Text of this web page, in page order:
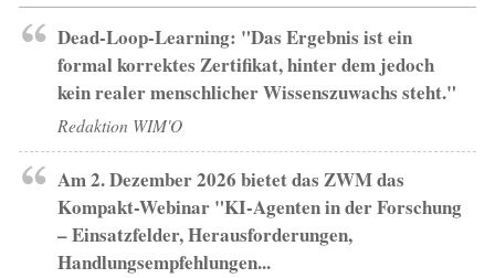
Dead-Loop-Learning: "Das Ergebnis ist ein
formal korrektes Zertifikat, hinter dem jedoch
kein realer menschlicher Wissenszuwachs steht."
Redaktion WIM'O
Am 2. Dezember 2026 bietet das ZWM das
Kompakt-Webinar "KI-Agenten in der Forschung
– Einsatzfelder, Herausforderungen,
Handlungsempfehlungen...